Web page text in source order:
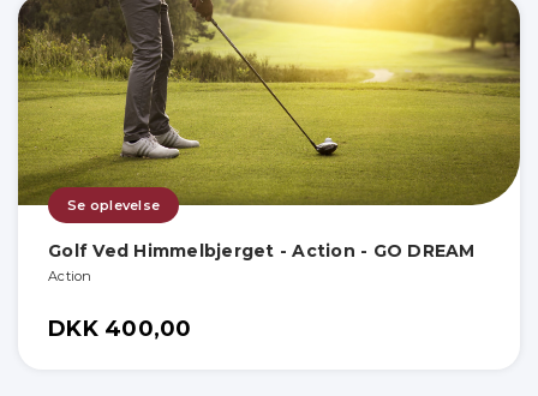
Se oplevelse
Golf Ved Himmelbjerget - Action - GO DREAM
Action
DKK 400,00